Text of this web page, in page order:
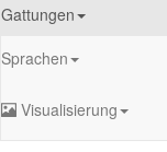
Gattungen
Sprachen
Visualisierung